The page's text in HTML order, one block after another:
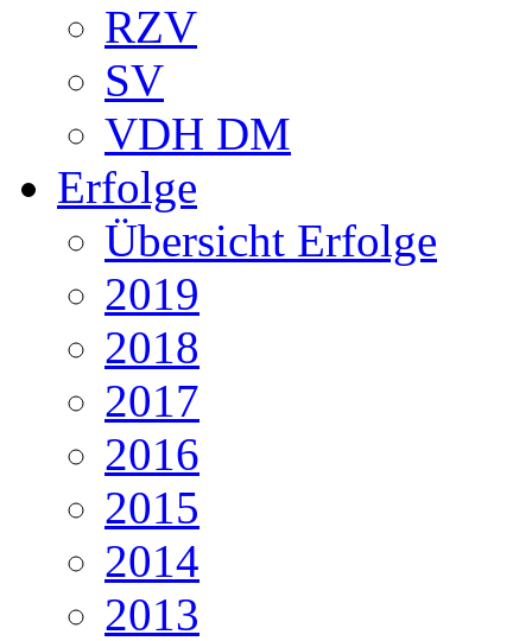
RZV
SV
VDH DM
Erfolge
Übersicht Erfolge
2019
2018
2017
2016
2015
2014
2013